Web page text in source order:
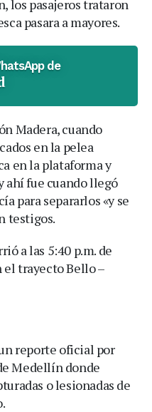
los pasajeros trataron
pasara a mayores.
de
Madera, cuando
en la pelea
en la plataforma y
ahí fue cuando llegó
para separarlos «y se
testigos.
a las 5:40 p.m. de
el trayecto Bello –
reporte oficial por
Medellín donde
o lesionadas de